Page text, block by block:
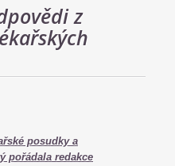
z
posudky a
pořádala redakce